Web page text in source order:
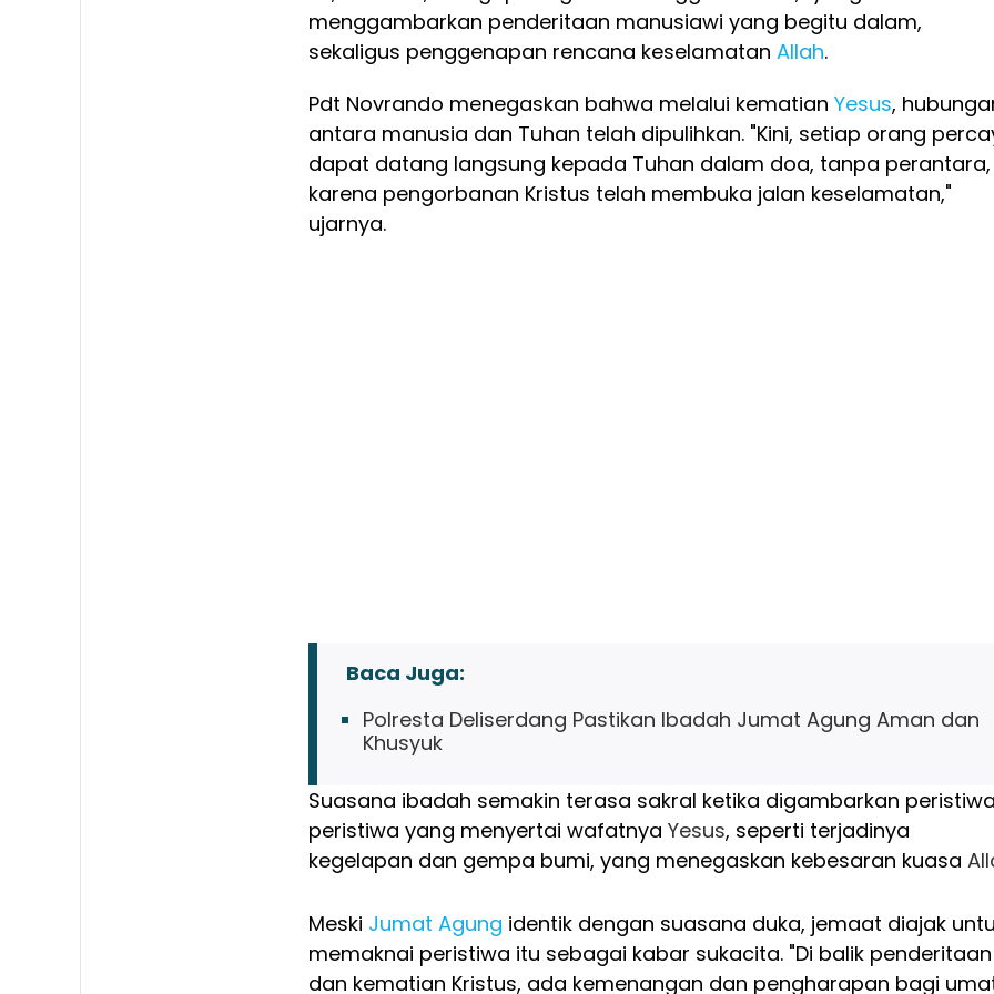
menggambarkan penderitaan manusiawi yang begitu dalam,
sekaligus penggenapan rencana keselamatan Allah.
Pdt Novrando menegaskan bahwa melalui kematian Yesus,
antara manusia dan Tuhan telah dipulihkan. "Kini, setiap orang
dapat datang langsung kepada Tuhan dalam doa, tanpa perantara,
karena pengorbanan Kristus telah membuka jalan keselamatan,"
ujarnya.
Baca Juga:
Polresta Deliserdang Pastikan Ibadah Jumat Agung Aman dan
Khusyuk
Suasana ibadah semakin terasa sakral ketika digambarkan
peristiwa yang menyertai wafatnya Yesus, seperti terjadinya
kegelapan dan gempa bumi, yang menegaskan kebesaran kuasa
Meski Jumat Agung identik dengan suasana duka, jemaat diajak
memaknai peristiwa itu sebagai kabar sukacita. "Di balik penderitaan
dan kematian Kristus, ada kemenangan dan pengharapan bagi